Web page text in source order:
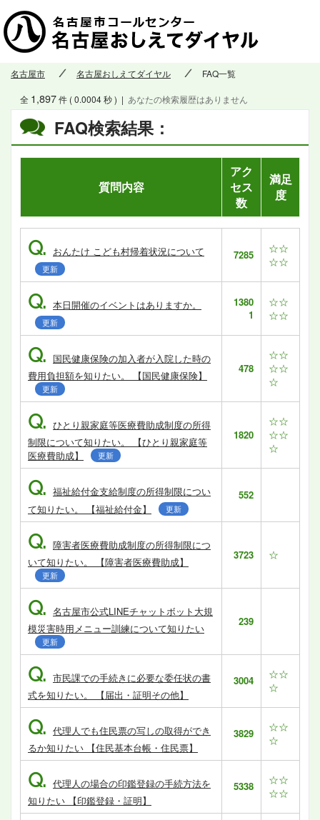
名古屋市 名古屋おしえてダイヤル FAQ一覧
FAQ検索結果：
全 1,897件 ( 0.0004 秒 ) | あなたの検索履歴はありません
質問内容
アク
セス
数
満足
度
Q. おんたけ こども村帰着状況について
更新
7285
☆☆
☆☆
Q. 本日開催のイベントはありますか。
更新
1380
1
☆☆
☆☆
Q. 国民健康保険の加入者が入院した時の
費用負担額を知りたい。 【国民健康保険】
更新
478
☆☆
☆☆
☆
Q. ひとり親家庭等医療費助成制度の所得
制限について知りたい。 【ひとり親家庭等
医療費助成】
更新
1820
☆☆
☆☆
☆
Q. 福祉給付金支給制度の所得制限につい
て知りたい。 【福祉給付金】
更新
552
Q. 障害者医療費助成制度の所得制限につ
いて知りたい。 【障害者医療費助成】
更新
3723 ☆
Q. 名古屋市公式LINEチャットボット大規
模災害時用メニュー訓練について知りたい
更新
239
Q. 市民課での手続きに必要な委任状の書
式を知りたい。 【届出・証明その他】
3004
☆☆
☆
Q. 代理人でも住民票の写しの取得ができ
るか知りたい 【住民基本台帳・住民票】
3829
☆☆
☆
Q. 代理人の場合の印鑑登録の手続方法を
知りたい 【印鑑登録・証明】
5338
☆☆
☆☆